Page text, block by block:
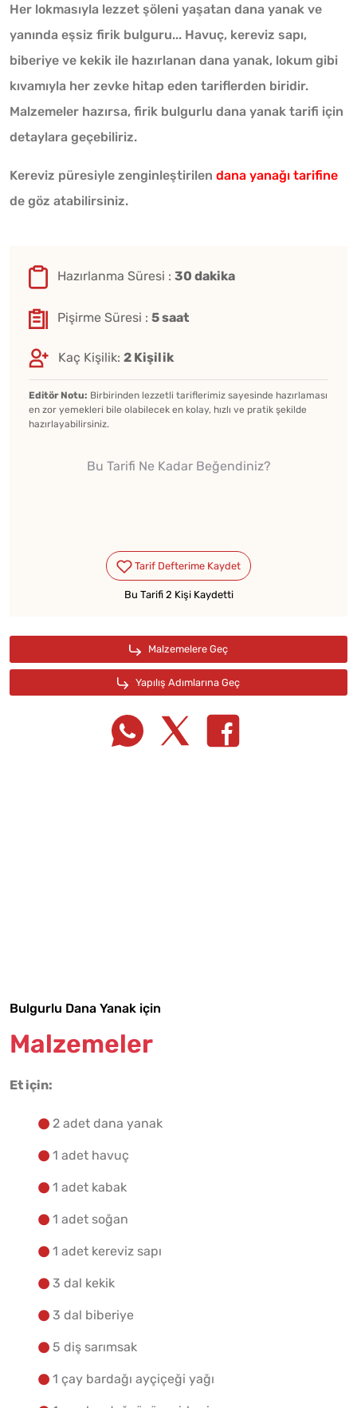
Her lokmasıyla lezzet şöleni yaşatan dana yanak ve
yanında eşsiz firik bulguru... Havuç, kereviz sapı,
biberiye ve kekik ile hazırlanan dana yanak, lokum gibi
kıvamıyla her zevke hitap eden tariflerden biridir.
Malzemeler hazırsa, firik bulgurlu dana yanak tarifi için
detaylara geçebiliriz.
Kereviz püresiyle zenginleştirilen dana yanağı tarifine
de göz atabilirsiniz.
Hazırlanma Süresi : 30 dakika
Pişirme Süresi : 5 saat
Kaç Kişilik: 2 Kişilik
Editör Notu: Birbirinden lezzetli tariflerimiz sayesinde hazırlaması
en zor yemekleri bile olabilecek en kolay, hızlı ve pratik şekilde
hazırlayabilirsiniz.
Bu Tarifi Ne Kadar Beğendiniz?
Bu Tarifi 2 Kişi Kaydetti
Bulgurlu Dana Yanak için
Malzemeler
Et için:
2 adet dana yanak
1 adet havuç
1 adet kabak
1 adet soğan
1 adet kereviz sapı
3 dal kekik
3 dal biberiye
5 diş sarımsak
1 çay bardağı ayçiçeği yağı